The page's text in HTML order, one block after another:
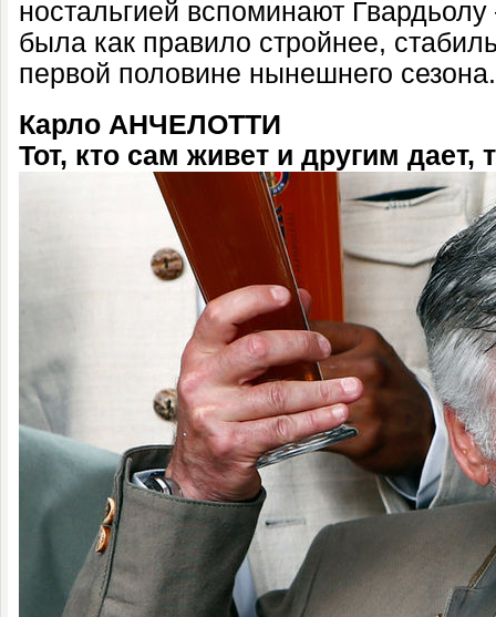
ностальгией вспоминают
была как правило стройнее,
первой половине нынешнего сезона.
Карло АНЧЕЛОТТИ
Тот, кто сам живет и другим дает,